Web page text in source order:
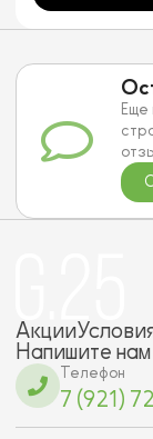
Еще
Акции
Напишите нам
Телефон
7 (921)